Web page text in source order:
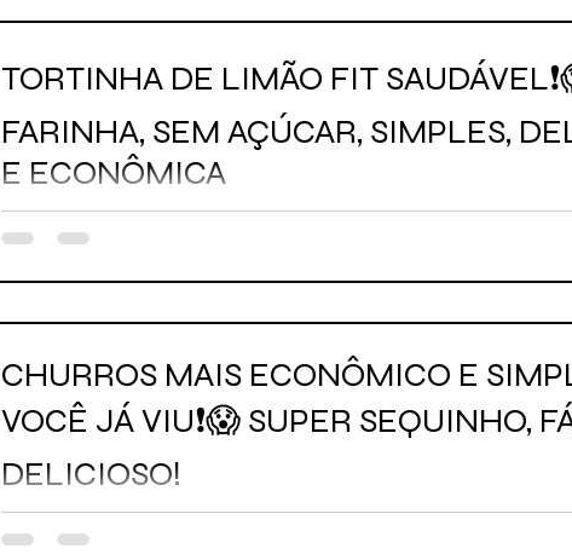
TORTINHA DE LIMÃO FIT
FARINHA, SEM AÇÚCAR, SIMPLES,
E ECONÔMICA
CHURROS MAIS ECONÔMICO E
VOCÊ JÁ VIU❗😱 SUPER SEQUINHO,
DELICIOSO!